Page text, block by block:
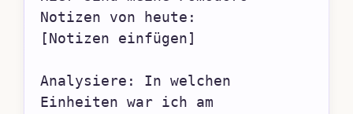
Notizen von heute:
[Notizen einfügen]
Analysiere: In welchen
Einheiten war ich am